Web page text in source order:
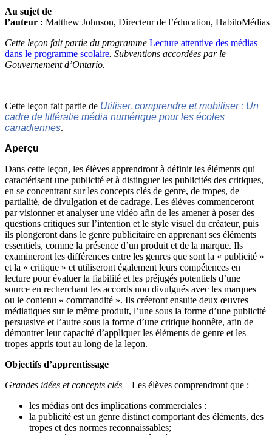
Au sujet de
l’auteur : Matthew Johnson, Directeur de l’éducation, HabiloMédias
Cette leçon fait partie du programme Lecture attentive des médias
dans le programme scolaire. Subventions accordées par le
Gouvernement d’Ontario.
Cette leçon fait partie de Utiliser, comprendre et mobiliser : Un
cadre de littératie média numérique pour les écoles
canadiennes.
Aperçu
Dans cette leçon, les élèves apprendront à définir les éléments qui
caractérisent une publicité et à distinguer les publicités des critiques,
en se concentrant sur les concepts clés de genre, de tropes, de
partialité, de divulgation et de cadrage. Les élèves commenceront
par visionner et analyser une vidéo afin de les amener à poser des
questions critiques sur l’intention et le style visuel du créateur, puis
ils plongeront dans le genre publicitaire en apprenant ses éléments
essentiels, comme la présence d’un produit et de la marque. Ils
examineront les différences entre les genres que sont la « publicité »
et la « critique » et utiliseront également leurs compétences en
lecture pour évaluer la fiabilité et les préjugés potentiels d’une
source en recherchant les accords non divulgués avec les marques
ou le contenu « commandité ». Ils créeront ensuite deux œuvres
médiatiques sur le même produit, l’une sous la forme d’une publicité
persuasive et l’autre sous la forme d’une critique honnête, afin de
démontrer leur capacité d’appliquer les éléments de genre et les
tropes appris tout au long de la leçon.
Objectifs d’apprentissage
Grandes idées et concepts clés – Les élèves comprendront que :
les médias ont des implications commerciales :
la publicité est un genre distinct comportant des éléments, des
tropes et des normes reconnaissables;